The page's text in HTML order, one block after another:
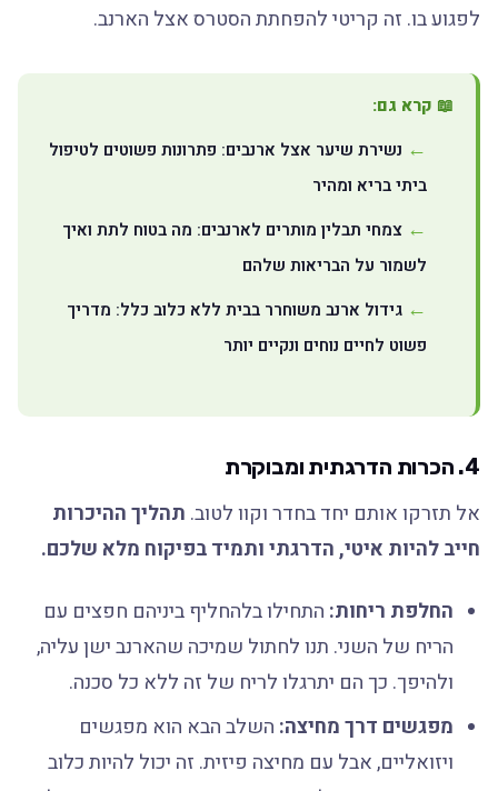
לפגוע בו. זה קריטי להפחתת הסטרס אצל הארנב.
📖 קרא גם:
נשירת שיער אצל ארנבים: פתרונות פשוטים לטיפול
ביתי בריא ומהיר
צמחי תבלין מותרים לארנבים: מה בטוח לתת ואיך
לשמור על הבריאות שלהם
גידול ארנב משוחרר בבית ללא כלוב כלל: מדריך
פשוט לחיים נוחים ונקיים יותר
4. הכרות הדרגתית ומבוקרת
אל תזרקו אותם יחד בחדר וקוו לטוב.תהליך ההיכרות
חייב להיות איטי, הדרגתי ותמיד בפיקוח מלא שלכם.
החלפת ריחות:התחילו בלהחליף ביניהם חפצים עם
הריח של השני. תנו לחתול שמיכה שהארנב ישן עליה,
ולהיפך. כך הם יתרגלו לריח של זה ללא כל סכנה.
מפגשים דרך מחיצה:השלב הבא הוא מפגשים
ויזואליים, אבל עם מחיצה פיזית. זה יכול להיות כלוב